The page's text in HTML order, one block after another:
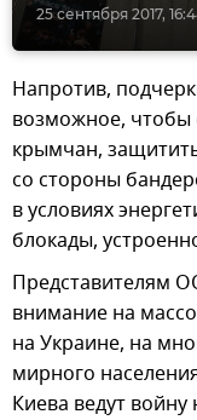
25 сентября 2017,
Напротив,
возможное, чтобы
крымчан,
со стороны
в условиях
блокады,
Представителям
внимание на
на Украине, на
мирного
Киева ведут